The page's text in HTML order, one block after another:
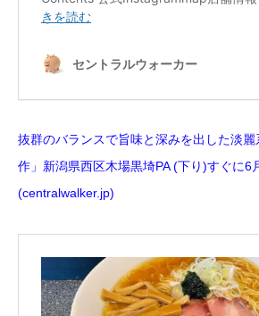
抜群のバランスで旨味と深みを出した淡
作」新潟県西区木場黒埼PA (下り)すぐに6
(centralwalker.jp)